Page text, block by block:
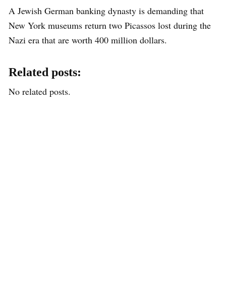
A Jewish German banking dynasty is demanding that
New York museums return two Picassos lost during the
Nazi era that are worth 400 million dollars.
Related posts:
No related posts.